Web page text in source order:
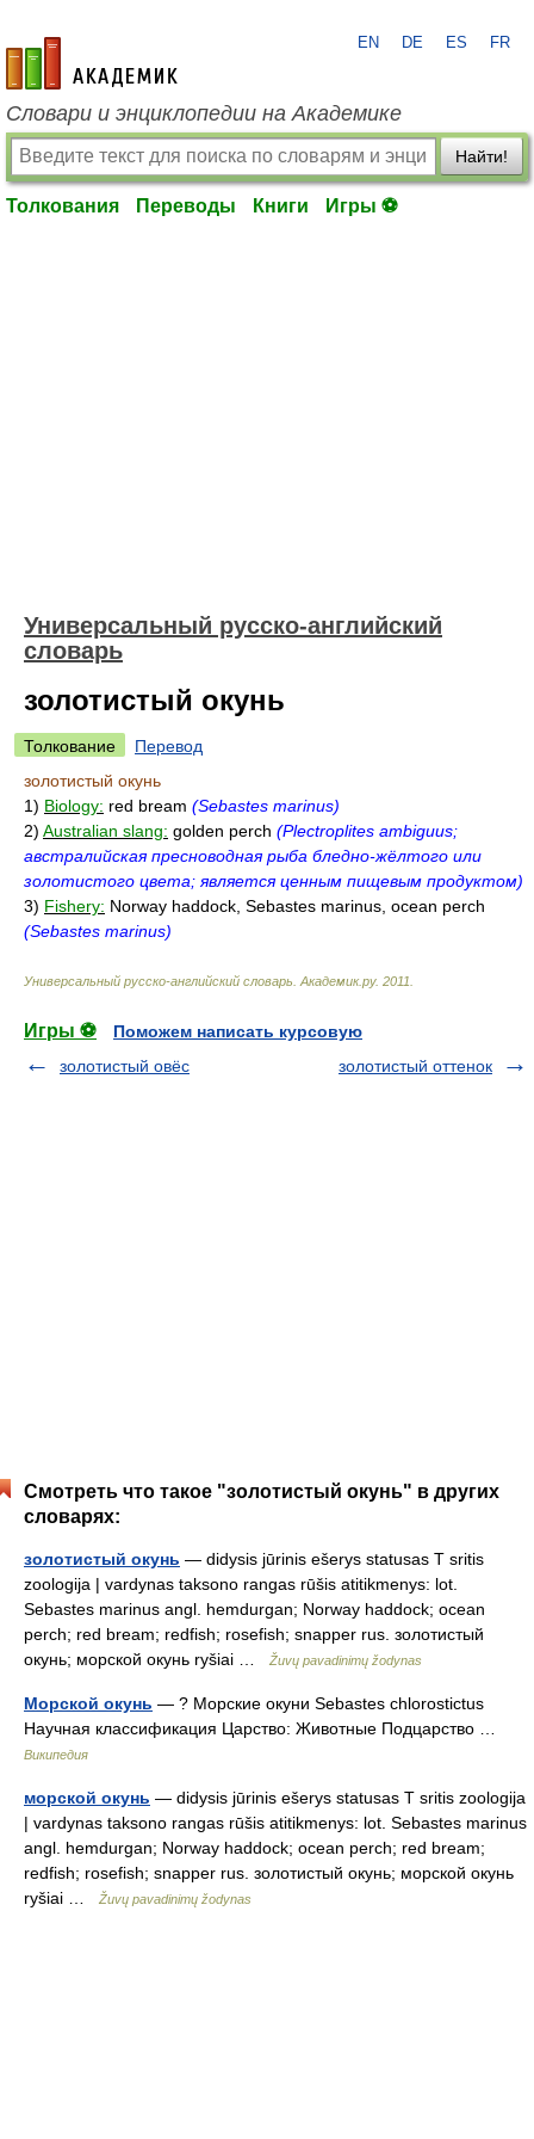
academic.ru
EN DE ES FR
Словари и энциклопедии на Академике
Найти!
Толкования Переводы Книги Игры ⚽
Универсальный русско-английский
словарь
золотистый окунь
Толкование
Перевод
золотистый окунь
1) Biology: red bream (Sebastes marinus)
2) Australian slang: golden perch (Plectroplites ambiguus;
австралийская пресноводная рыба бледно-жёлтого или
золотистого цвета; является ценным пищевым продуктом)
3) Fishery: Norway haddock, Sebastes marinus, ocean perch
(Sebastes marinus)
Универсальный русско-английский словарь Академик.ру. 2011
Игры ⚽
Поможем написать курсовую
золотистый овёс
золотистый оттенок
Смотреть что такое "золотистый окунь" в других
словарях:
золотистый окунь — didysis jūrinis ešerys statusas T sritis
zoologija | vardynas taksono rangas rūšis atitikmenys: lot.
Sebastes marinus angl. hemdurgan; Norway haddock; ocean
perch; red bream; redfish; rosefish; snapper rus. золотистый
окунь; морской окунь ryšiai …
Žuvų pavadinimų žodynas
Морской окунь — ? Морские окуни Sebastes chlorostictus
Научная классификация Царство: Животные Подцарство …
Википедия
морской окунь — didysis jūrinis ešerys statusas T sritis zoologija
| vardynas taksono rangas rūšis atitikmenys: lot. Sebastes marinus
angl. hemdurgan; Norway haddock; ocean perch; red bream;
redfish; rosefish; snapper rus. золотистый окунь; морской окунь
ryšiai …
Žuvų pavadinimų žodynas